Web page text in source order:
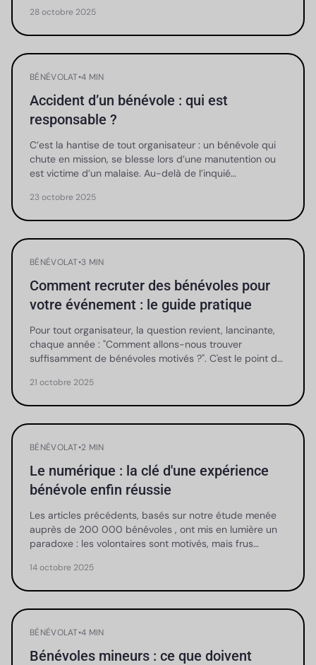
28 octobre 2025
BÉNÉVOLAT•4 MIN
Accident d’un bénévole : qui est
responsable ?
C’est la hantise de tout organisateur : un bénévole qui
chute en mission, se blesse lors d’une manutention ou
est victime d’un malaise. Au-delà de l’inquié…
23 octobre 2025
BÉNÉVOLAT•3 MIN
Comment recruter des bénévoles pour
votre événement : le guide pratique
Pour tout organisateur, la question revient, lancinante,
chaque année : "Comment allons-nous trouver
suffisamment de bénévoles motivés ?". C'est le point d…
21 octobre 2025
BÉNÉVOLAT•2 MIN
Le numérique : la clé d'une expérience
bénévole enfin réussie
Les articles précédents, basés sur notre étude menée
auprès de 200 000 bénévoles , ont mis en lumière un
paradoxe : les volontaires sont motivés, mais frus…
14 octobre 2025
BÉNÉVOLAT•4 MIN
Bénévoles mineurs : ce que doivent